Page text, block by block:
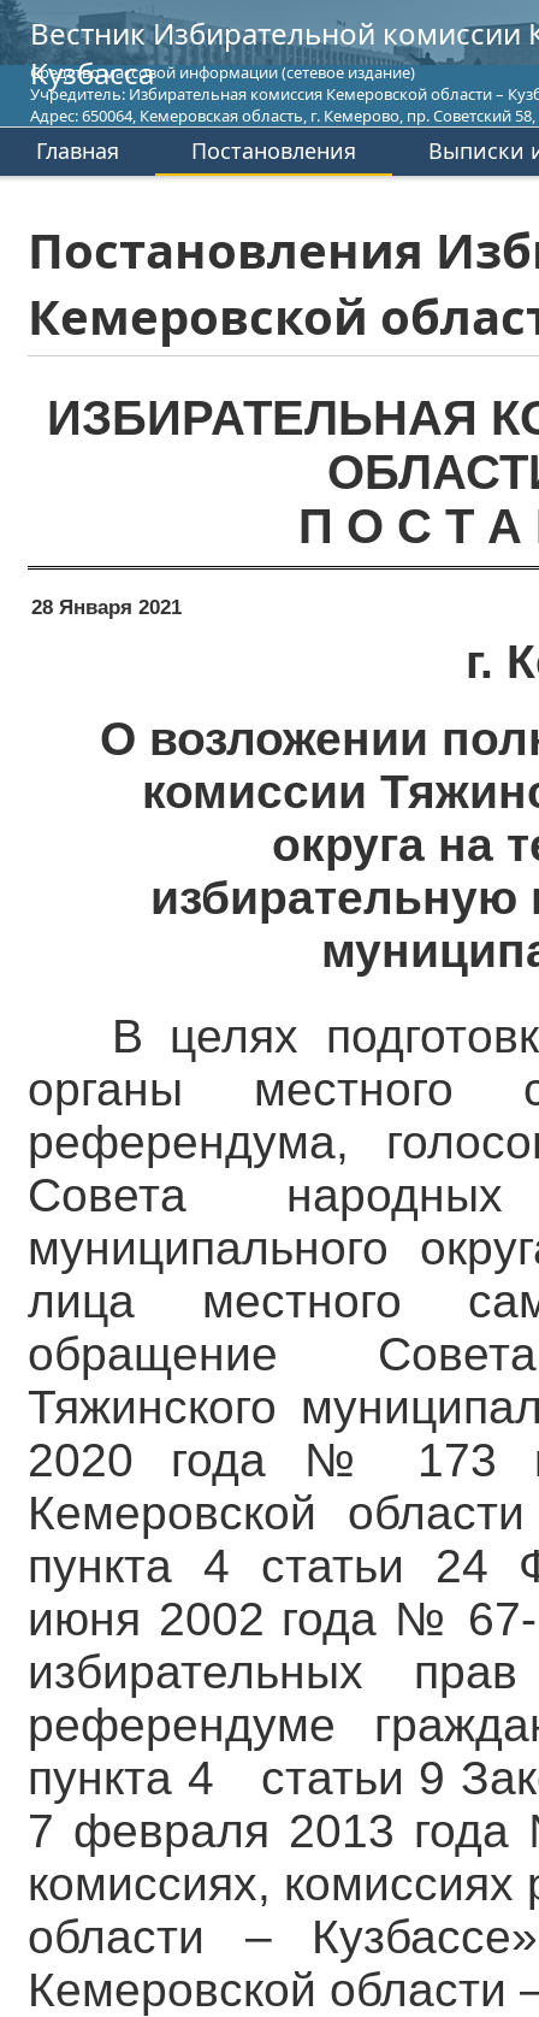
Вестник Избирательной комиссии
Кузбасса
Средство массовой информации (сетевое издание)
Учредитель: Избирательная комиссия Кемеровской области –
Адрес: 650064, Кемеровская область, г. Кемерово, пр. Советский 58,
Главная Постановления Выписки
Постановления
Кемеровской
ИЗБИРАТЕЛЬНАЯ
П О С Т А
28 Января 2021
г.
О возложении
комиссии
округа на
избирательную
В целях
органы местного
референдума,
Совета народных
муниципального
лица местного
обращение
Тяжинского
2020 года № 173 к
Кемеровской
пункта 4 статьи 24
июня 2002 года №
избирательных
референдуме
пункта 4 статьи 9
7 февраля 2013
комиссиях,
области –
Кемеровской области